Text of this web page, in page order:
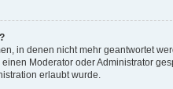
in denen nicht mehr geantwortet
Moderator oder Administrator
erlaubt wurde.